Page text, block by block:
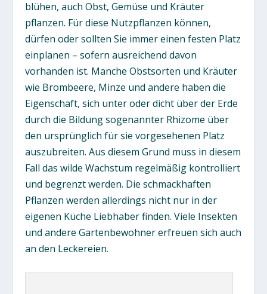
blühen, auch Obst, Gemüse und Kräuter
pflanzen. Für diese Nutzpflanzen können,
dürfen oder sollten Sie immer einen festen Platz
einplanen – sofern ausreichend davon
vorhanden ist. Manche Obstsorten und Kräuter
wie Brombeere, Minze und andere haben die
Eigenschaft, sich unter oder dicht über der Erde
durch die Bildung sogenannter Rhizome über
den ursprünglich für sie vorgesehenen Platz
auszubreiten. Aus diesem Grund muss in diesem
Fall das wilde Wachstum regelmäßig kontrolliert
und begrenzt werden. Die schmackhaften
Pflanzen werden allerdings nicht nur in der
eigenen Küche Liebhaber finden. Viele Insekten
und andere Gartenbewohner erfreuen sich auch
an den Leckereien.